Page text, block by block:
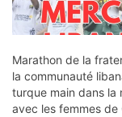
Marathon de la
la communauté
turque main dans la
avec les femmes de